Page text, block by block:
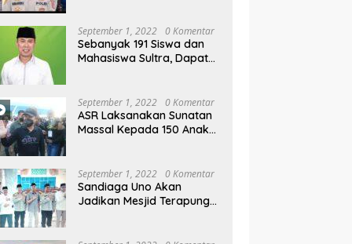
September 1, 2022 0 Komentar
Sebanyak 191 Siswa dan
Mahasiswa Sultra, Dapat
September 1, 2022 0 Komentar
ASR Laksanakan Sunatan
Massal Kepada 150 Anak
September 1, 2022 0 Komentar
Sandiaga Uno Akan
Jadikan Mesjid Terapung